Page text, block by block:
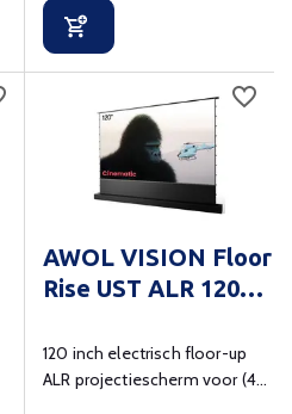
AWOL VISION Floor
Rise UST ALR 120
120 inch electrisch floor-up
ALR projectiescherm voor (4K)